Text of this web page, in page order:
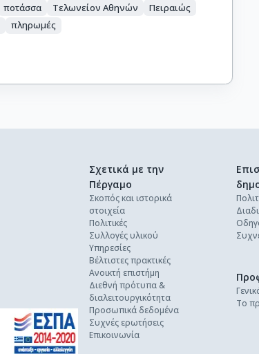
ποτάσσα Τελωνείον Αθηνών
Πειραιώς
πληρωμές
Σχετικά με την
Πέργαμο
Σκοπός και ιστορικά
στοιχεία
Πολιτικές
Συλλογές υλικού
Υπηρεσίες
Βέλτιστες πρακτικές
Ανοικτή επιστήμη
Διεθνή πρότυπα &
διαλειτουργικότητα
Προσωπικά δεδομένα
Συχνές ερωτήσεις
Επικοινωνία
Το